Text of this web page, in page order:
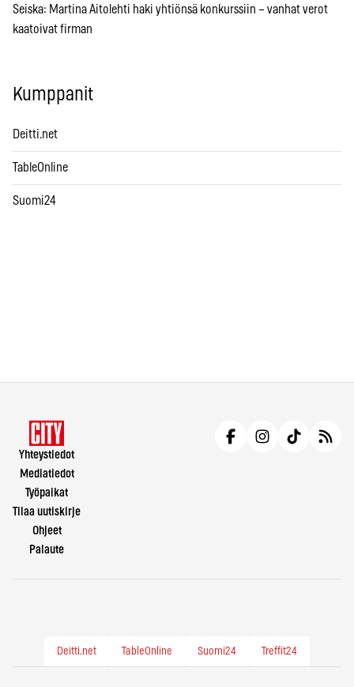
Seiska: Martina Aitolehti haki yhtiönsä konkurssiin – vanhat verot
kaatoivat firman
Kumppanit
Deitti.net
TableOnline
Suomi24
Yhteystiedot
Mediatiedot
Työpaikat
Tilaa uutiskirje
Ohjeet
Palaute
Deitti.net TableOnline Suomi24 Treffit24